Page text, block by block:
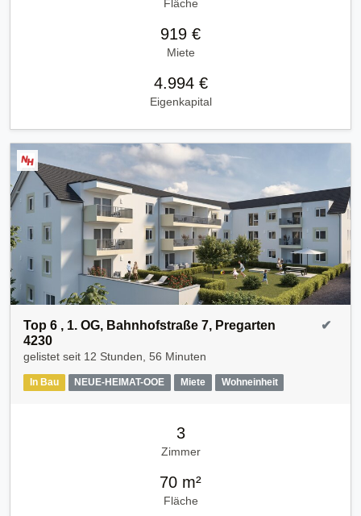
Fläche
919 €
Miete
4.994 €
Eigenkapital
Top 6 , 1. OG, Bahnhofstraße 7, Pregarten
4230
gelistet seit 12 Stunden, 56 Minuten
In Bau NEUE-HEIMAT-OOE Miete Wohneinheit
✔
3
Zimmer
70 m²
Fläche